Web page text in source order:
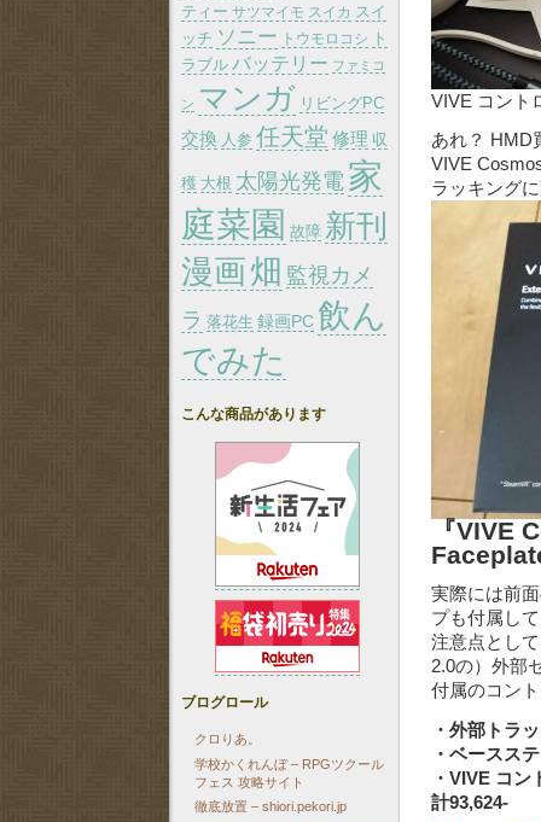
VIVE コント
あれ？ HMD
VIVE
ラッキング
『VIVE
実際には前
プも付属し
注意点とし
2.0の）外部
付属のコン
・外部トラ
・ベースス
・VIVE コ
計93,624-
ティー サツマイモ スイカ スイ
ッチ ソニー トウモロコシ
ト
ラブル バッテリー ファミコ
ン マンガ リビングPC
交換 人参 任天堂 修理 収
穫 大根 太陽光発電 家
庭菜園 故障 新刊
漫画畑 監視カメ
ラ 落花生 録画PC飲ん
でみた
こんな商品があります
ブログロール
クロりあ。
学校かくれんぼ – RPGツクール
フェス 攻略サイト
徹底放置 – shiori.pekori.jp